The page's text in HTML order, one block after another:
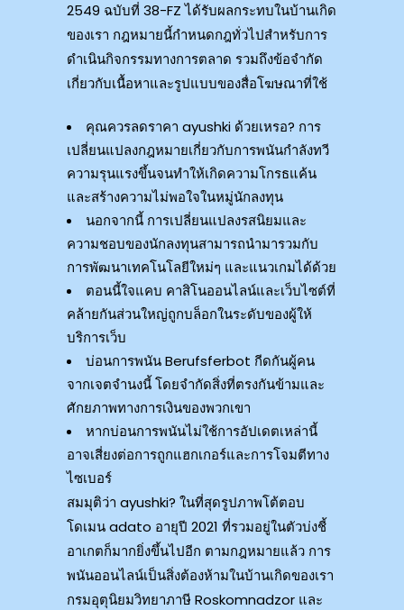
2549 ฉบับที่ 38-FZ ได้รับผลกระทบในบ้านเกิด
ของเรา กฎหมายนี้กำหนดกฎทั่วไปสำหรับการ
ดำเนินกิจกรรมทางการตลาด รวมถึงข้อจำกัด
เกี่ยวกับเนื้อหาและรูปแบบของสื่อโฆษณาที่ใช้
คุณควรลดราคา ayushki ด้วยเหรอ? การ
เปลี่ยนแปลงกฎหมายเกี่ยวกับการพนันกำลังทวี
ความรุนแรงขึ้นจนทำให้เกิดความโกรธแค้น
และสร้างความไม่พอใจในหมู่นักลงทุน
นอกจากนี้ การเปลี่ยนแปลงรสนิยมและ
ความชอบของนักลงทุนสามารถนำมารวมกับ
การพัฒนาเทคโนโลยีใหม่ๆ และแนวเกมได้ด้วย
ตอนนี้ใจแคบ คาสิโนออนไลน์และเว็บไซต์ที่
คล้ายกันส่วนใหญ่ถูกบล็อกในระดับของผู้ให้
บริการเว็บ
บ่อนการพนัน Berufsferbot กีดกันผู้คน
จากเจตจำนงนี้ โดยจำกัดสิ่งที่ตรงกันข้ามและ
ศักยภาพทางการเงินของพวกเขา
หากบ่อนการพนันไม่ใช้การอัปเดตเหล่านี้
อาจเสี่ยงต่อการถูกแฮกเกอร์และการโจมตีทาง
ไซเบอร์
สมมุติว่า ayushki? ในที่สุดรูปภาพโต้ตอบ
โดเมน adato อายุปี 2021 ที่รวมอยู่ในตัวบ่งชี้
อาเกตก็มากยิ่งขึ้นไปอีก ตามกฎหมายแล้ว การ
พนันออนไลน์เป็นสิ่งต้องห้ามในบ้านเกิดของเรา
กรมอุตุนิยมวิทยาภาษี Roskomnadzor และ